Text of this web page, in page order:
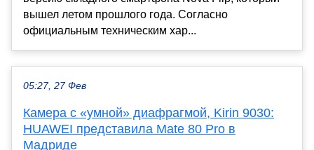
вышел летом прошлого года. Согласно
официальным техническим хар...
05:27, 27 Фев
Камера с «умной» диафрагмой, Kirin 9030:
HUAWEI представила Mate 80 Pro в
Мадриде